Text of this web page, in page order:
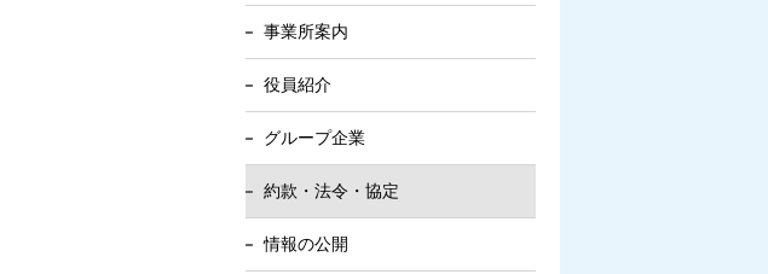
事業所案内
役員紹介
グループ企業
約款・法令・協定
情報の公開